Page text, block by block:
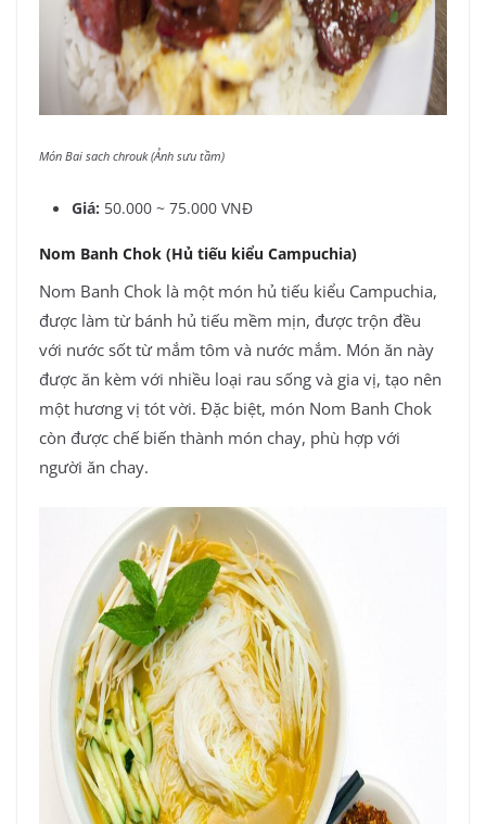
Món Bai sach chrouk (Ảnh sưu tầm)
Giá: 50.000 ~ 75.000 VNĐ
Nom Banh Chok (Hủ tiếu kiểu Campuchia)
Nom Banh Chok là một món hủ tiếu kiểu Campuchia,
được làm từ bánh hủ tiếu mềm mịn, được trộn đều
với nước sốt từ mắm tôm và nước mắm. Món ăn này
được ăn kèm với nhiều loại rau sống và gia vị, tạo nên
một hương vị tót vời. Đặc biệt, món Nom Banh Chok
còn được chế biến thành món chay, phù hợp với
người ăn chay.